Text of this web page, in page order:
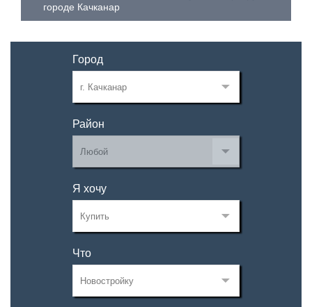
городе Качканар
Город
Район
Я хочу
Что